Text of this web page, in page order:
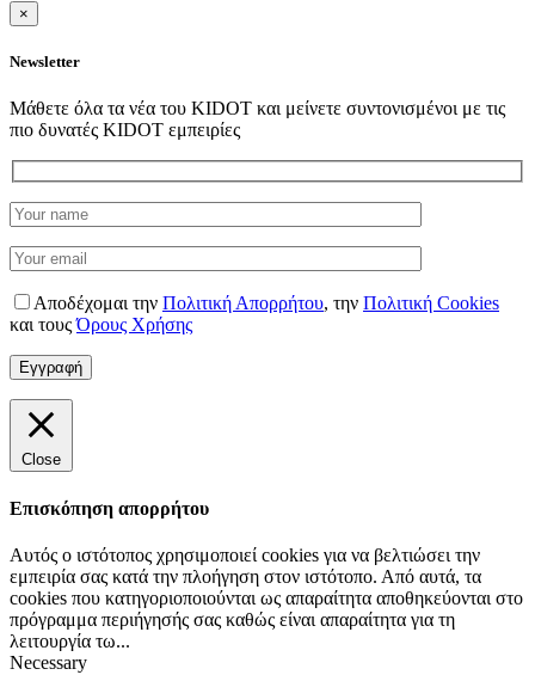
×
Newsletter
Μάθετε όλα τα νέα του KIDOT και μείνετε συντονισμένοι με τις
πιο δυνατές KIDOT εμπειρίες
Αποδέχομαι την Πολιτική Απορρήτου, την Πολιτική Cookies
και τουςΌρους Χρήσης
Close
Επισκόπηση απορρήτου
Αυτός ο ιστότοπος χρησιμοποιεί cookies για να βελτιώσει την
εμπειρία σας κατά την πλοήγηση στον ιστότοπο. Από αυτά, τα
cookies που κατηγοριοποιούνται ως απαραίτητα αποθηκεύονται στο
πρόγραμμα περιήγησής σας καθώς είναι απαραίτητα για τη
λειτουργία τω...
Necessary